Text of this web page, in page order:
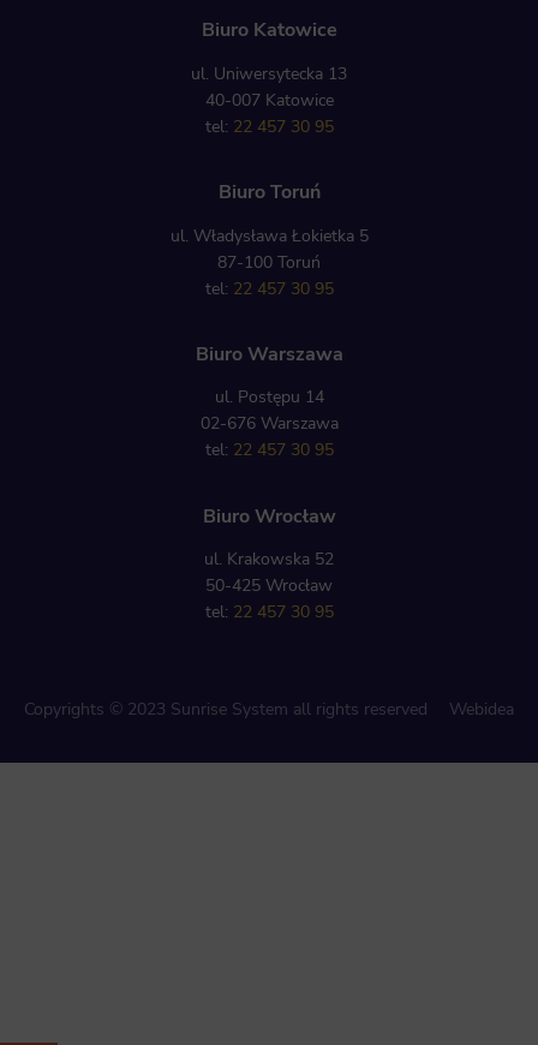
Biuro Katowice
ul. Uniwersytecka 13
40-007 Katowice
tel: 22 457 30 95
Biuro Toruń
ul. Władysława Łokietka 5
87-100 Toruń
tel: 22 457 30 95
Biuro Warszawa
ul. Postępu 14
02-676 Warszawa
tel: 22 457 30 95
Biuro Wrocław
ul. Krakowska 52
50-425 Wrocław
tel: 22 457 30 95
Copyrights © 2023 Sunrise System all rights reserved Webidea